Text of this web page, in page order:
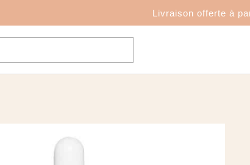
Livraison offerte à